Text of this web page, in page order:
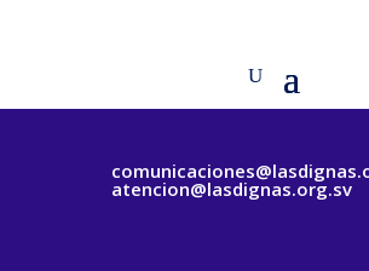
atencion@lasdignas.org.sv